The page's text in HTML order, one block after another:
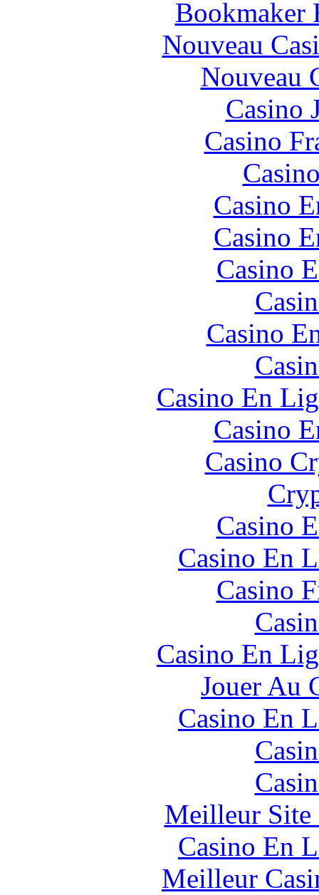
Bookmaker
Nouveau
Nouveau
Casino
Casino
Casino
Casino
Casino
Casino
Casino En
Casino
Casino
Casino
Casino En
Casino
Casino En
Jouer Au
Casino En
Meilleur Site
Casino En
Meilleur